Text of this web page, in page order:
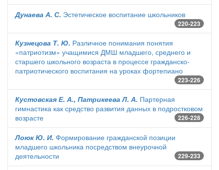
Дунаева А. С. Эстетическое воспитание школьников
220-223
Кузнецова Т. Ю. Различное понимания понятия
«патриотизм» учащимися ДМШ младшего, среднего и
старшего школьного возраста в процессе гражданско-
патриотического воспитания на уроках фортепиано
223-226
Кустовская Е. А., Патрикеева Л. А. Партерная
гимнастика как средство развития данных в подростковом
возрасте
226-228
Лоюк Ю. И. Формирование гражданской позиции
младшего школьника посредством внеурочной
деятельности
229-233